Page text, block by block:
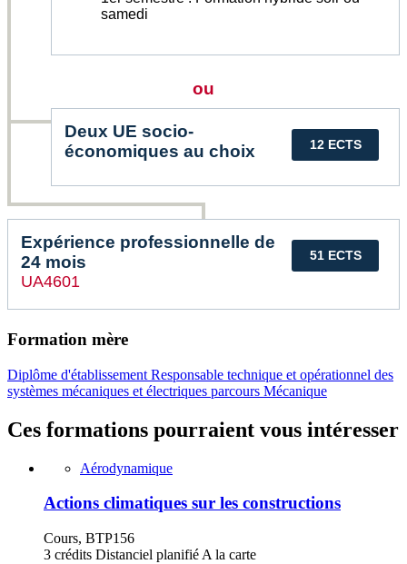
samedi
ou
12 ECTS
Deux UE socio-
économiques au choix
51 ECTS
Expérience professionnelle de
24 mois
UA4601
Formation mère
Diplôme d'établissement Responsable technique et opérationnel des
systèmes mécaniques et électriques parcours Mécanique
Ces formations pourraient vous intéresser
Aérodynamique
Actions climatiques sur les constructions
Cours, BTP156
3 crédits Distanciel planifié A la carte